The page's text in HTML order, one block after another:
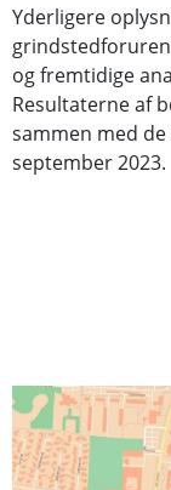
Yderligere
og fremtidige
Resultaterne af
sammen med
september 2023.